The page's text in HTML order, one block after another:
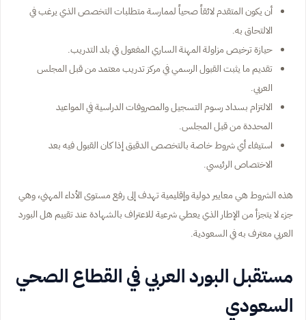
أن يكون المتقدم لائقاً صحياً لممارسة متطلبات التخصص الذي يرغب في
الالتحاق به.
حيازة ترخيص مزاولة المهنة الساري المفعول في بلد التدريب.
تقديم ما يثبت القبول الرسمي في مركز تدريب معتمد من قبل المجلس
العربي.
الالتزام بسداد رسوم التسجيل والمصروفات الدراسية في المواعيد
المحددة من قبل المجلس.
استيفاء أي شروط خاصة بالتخصص الدقيق إذا كان القبول فيه بعد
الاختصاص الرئيسي.
هذه الشروط هي معايير دولية وإقليمية تهدف إلى رفع مستوى الأداء المهني، وهي
جزء لا يتجزأ من الإطار الذي يعطي شرعية للاعتراف بالشهادة عند تقييم هل البورد
العربي معترف به في السعودية.
مستقبل البورد العربي في القطاع الصحي
السعودي